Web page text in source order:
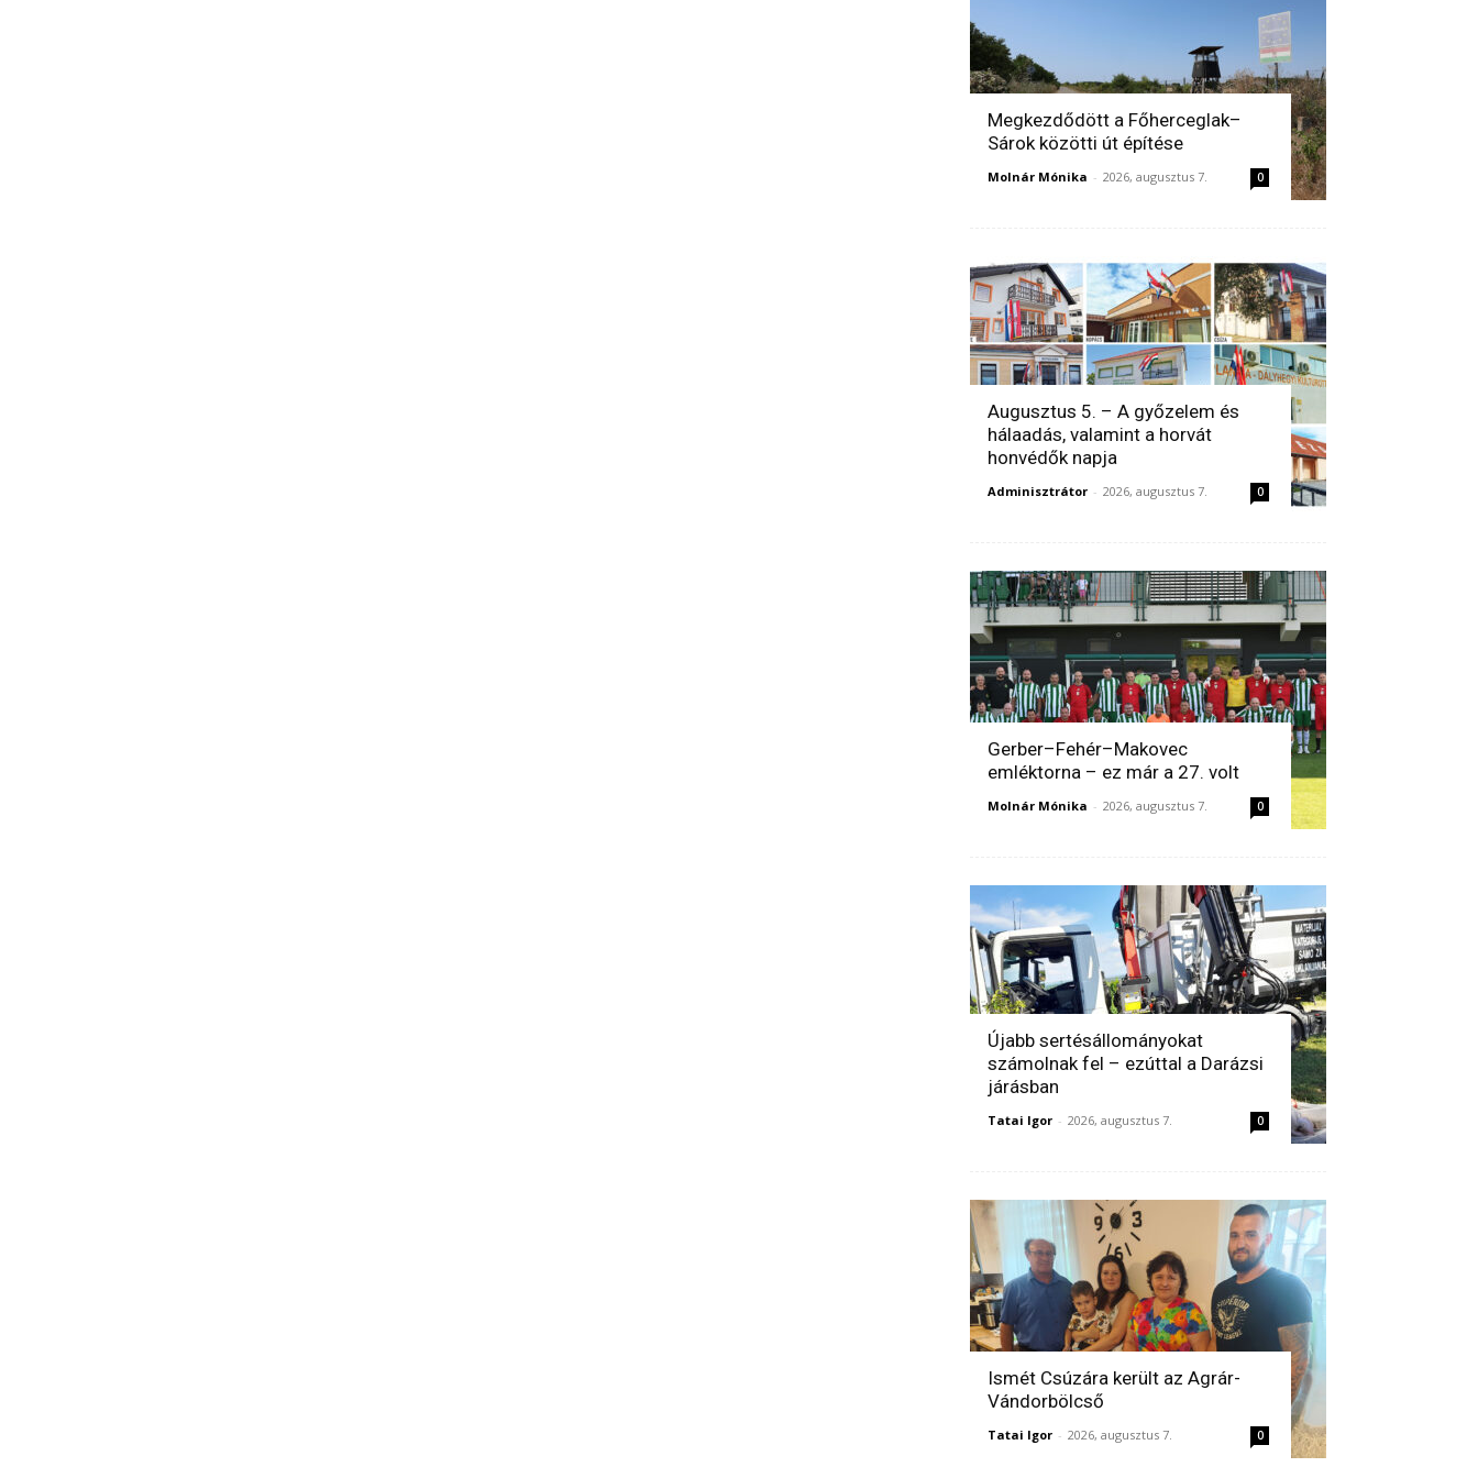
Megkezdődött a Főherceglak–
Sárok közötti út építése
Molnár Mónika - 2026, augusztus 7. 0
Augusztus 5. – A győzelem és
hálaadás, valamint a horvát
honvédők napja
Adminisztrátor - 2026, augusztus 7. 0
Gerber–Fehér–Makovec
emléktorna – ez már a 27. volt
Molnár Mónika - 2026, augusztus 7. 0
Újabb sertésállományokat
számolnak fel – ezúttal a Darázsi
járásban
Tatai Igor - 2026, augusztus 7. 0
Ismét Csúzára került az Agrár-
Vándorbölcső
Tatai Igor - 2026, augusztus 7. 0